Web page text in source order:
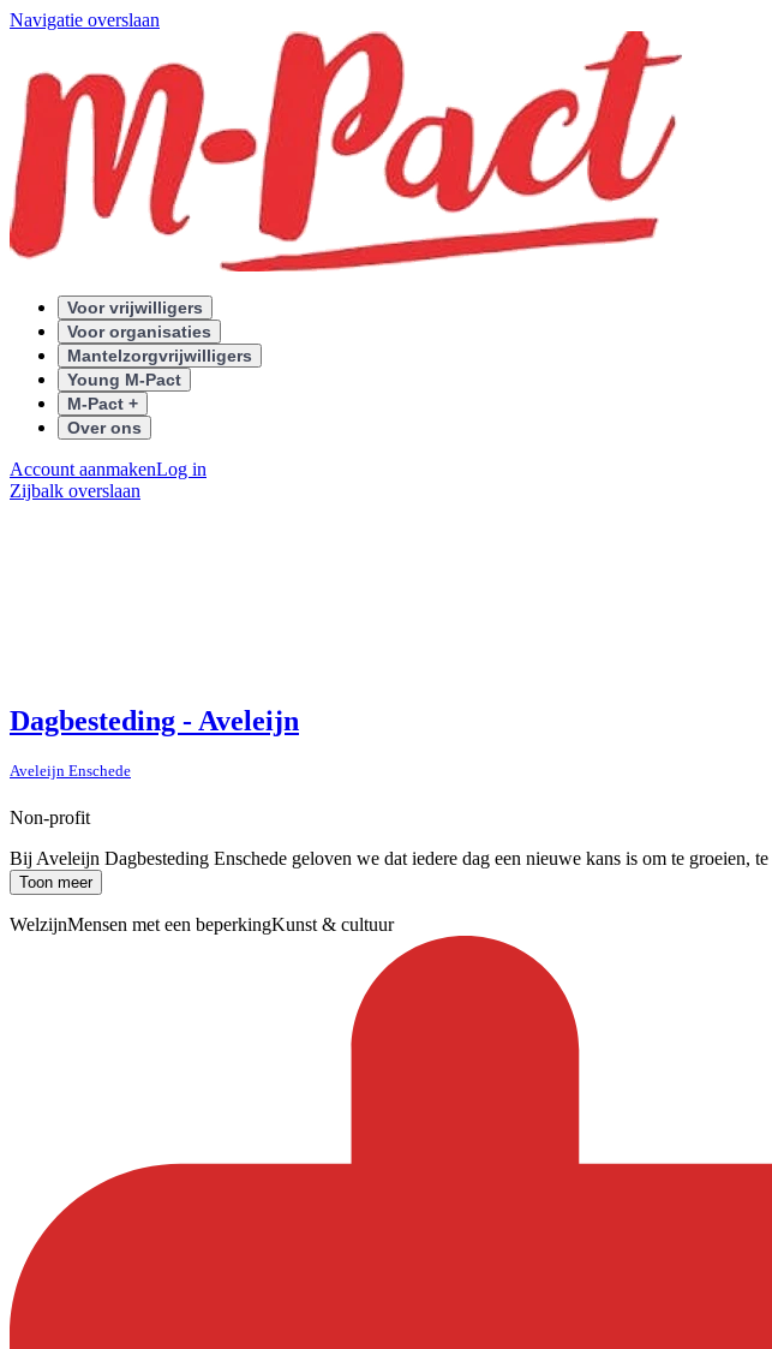
Navigatie overslaan
Voor vrijwilligers
Voor organisaties
Mantelzorgvrijwilligers
Young M-Pact
M-Pact +
Over ons
Account aanmakenLog in
Zijbalk overslaan
Dagbesteding - Aveleijn
Aveleijn Enschede
Non-profit
Bij Aveleijn Dagbesteding Enschede geloven we dat iedere dag een nieuwe kans is om te groeien,
Toon meer
WelzijnMensen met een beperkingKunst & cultuur